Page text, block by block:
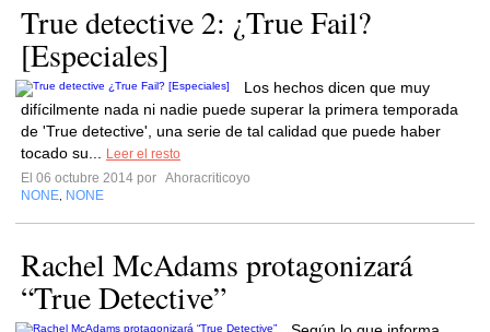
True detective 2: ¿True Fail?
[Especiales]
Los hechos dicen que muy
difícilmente nada ni nadie puede superar la primera temporada
de 'True detective', una serie de tal calidad que puede haber
tocado su...
Leer el resto
El 06 octubre 2014 por Ahoracriticoyo
NONE NONE
Rachel McAdams protagonizará
“True Detective”